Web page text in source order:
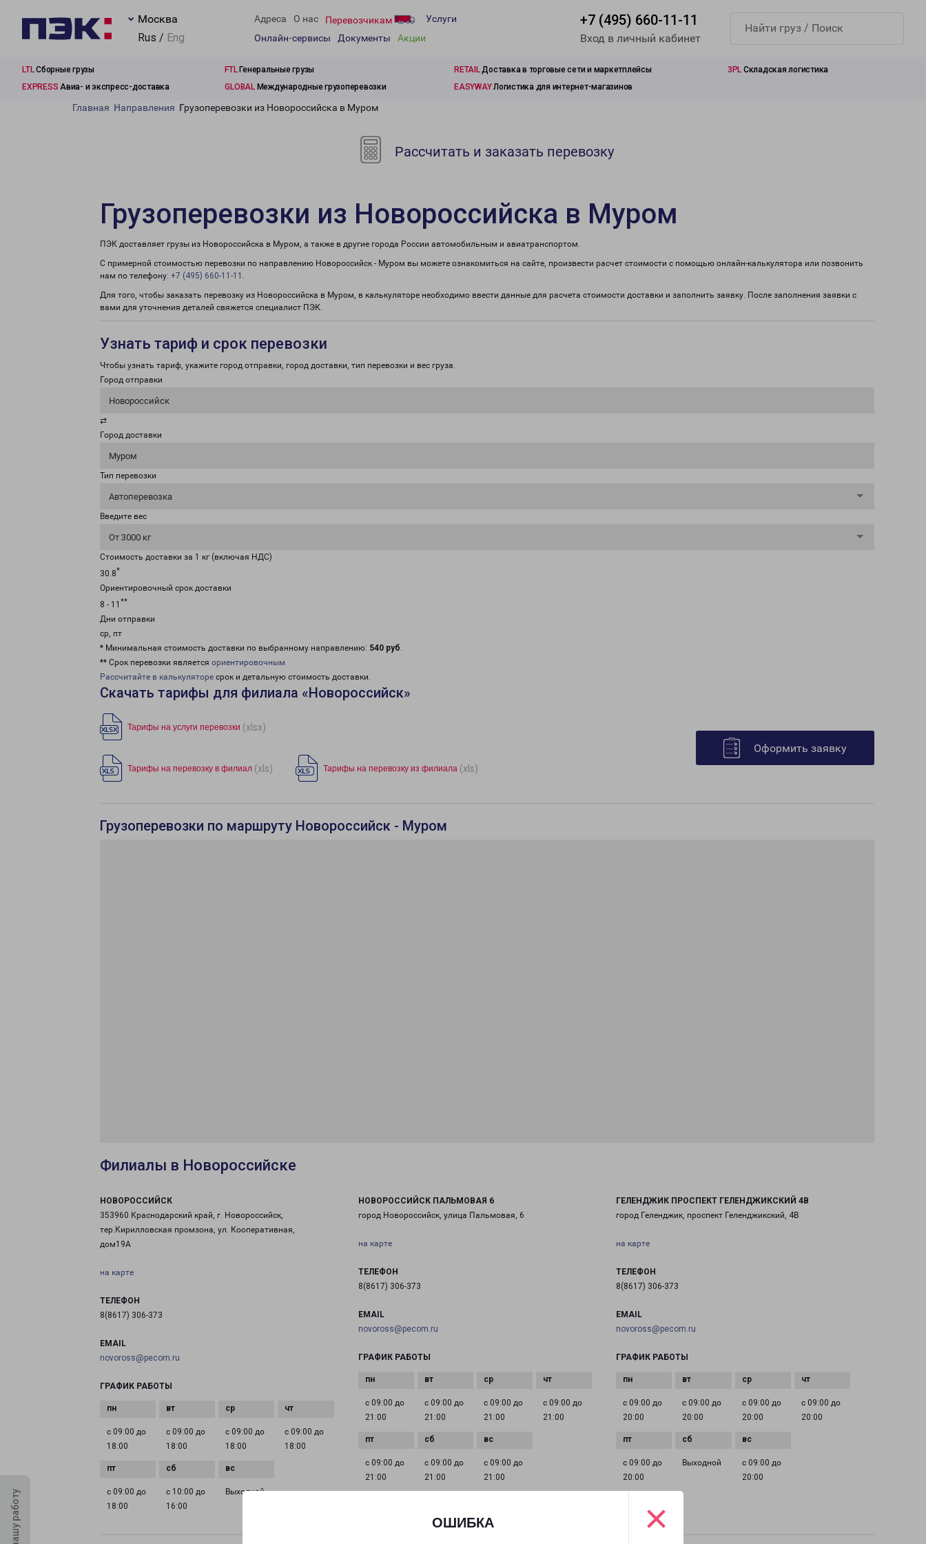
ОШИБКА ×
Москва
Rus / Eng
Адреса О нас Перевозчикам
Услуги
Онлайн-сервисы
Документы Акции
+7 (495) 660-11-11
Вход в личный кабинет
LTLСборные грузы FTLГенеральные грузы RETAILДоставка в торговые сети и маркетплейсы 3PL Складская логистика
EXPRESS Авиа- и экспресс-доставка GLOBALМеждународные грузоперевозки EASYWAYЛогистика для интернет-магазинов
Главная Направления Грузоперевозки из Новороссийска в Муром
Рассчитать и заказать перевозку
Грузоперевозки из Новороссийска в Муром
ПЭК доставляет грузы из Новороссийска в Муром, а также в другие города России автомобильным и авиатранспортом.
С примерной стоимостью перевозки по направлению Новороссийск - Муром вы можете ознакомиться на сайте, произвести расчет стоимости с помощью онлайн-калькулятора или позвонить
нам по телефону: +7 (495) 660-11-11 .
Для того, чтобы заказать перевозку из Новороссийска в Муром, в калькуляторе необходимо ввести данные для расчета стоимости доставки и заполнить заявку. После заполнения заявки с
вами для уточнения деталей свяжется специалист ПЭК.
Узнать тариф и срок перевозки
Чтобы узнать тариф, укажите город отправки, город доставки, тип перевозки и вес груза.
Город отправки
Новороссийск
⇄
Город доставки
Муром
Тип перевозки
Автоперевозка
Введите вес
От 3000 кг
Стоимость доставки за 1 кг (включая НДС)
30.8*
Ориентировочный срок доставки
8 - 11 **
Дни отправки
ср, пт
* Минимальная стоимость доставки по выбранному направлению: 540 руб.
** Срок перевозки является ориентировочным
Рассчитайте в калькуляторе срок и детальную стоимость доставки.
Скачать тарифы для филиала «Новороссийск»
Тарифы на услуги перевозки (xlsx)
Тарифы на перевозку в филиал (xls) Тарифы на перевозку из филиала (xls)
Оформить заявку
Грузоперевозки по маршруту Новороссийск - Муром
Филиалы в Новороссийске
НОВОРОССИЙСК
353960 Краснодарский край, г. Новороссийск,
тер.Кирилловская промзона, ул. Кооперативная,
дом19А
на карте
ТЕЛЕФОН
8(8617) 306-373
EMAIL
novoross@pecom.ru
ГРАФИК РАБОТЫ
с 09:00 до
18:00
с 09:00 до
18:00
с 09:00 до
18:00
с 09:00 до
18:00
с 09:00 до
18:00
с 10:00 до
16:00
Выходной
НОВОРОССИЙСК ПАЛЬМОВАЯ 6
город Новороссийск, улица Пальмовая, 6
на карте
ТЕЛЕФОН
8(8617) 306-373
EMAIL
novoross@pecom.ru
ГРАФИК РАБОТЫ
с 09:00 до
21:00
с 09:00 до
21:00
с 09:00 до
21:00
с 09:00 до
21:00
с 09:00 до
21:00
с 09:00 до
21:00
с 09:00 до
21:00
ГЕЛЕНДЖИК ПРОСПЕКТ ГЕЛЕНДЖИКСКИЙ 4В
город Геленджик, проспект Геленджикский, 4В
на карте
ТЕЛЕФОН
8(8617) 306-373
EMAIL
novoross@pecom.ru
ГРАФИК РАБОТЫ
с 09:00 до
20:00
с 09:00 до
20:00
с 09:00 до
20:00
с 09:00 до
20:00
с 09:00 до
20:00
Выходной
с 09:00 до
20:00